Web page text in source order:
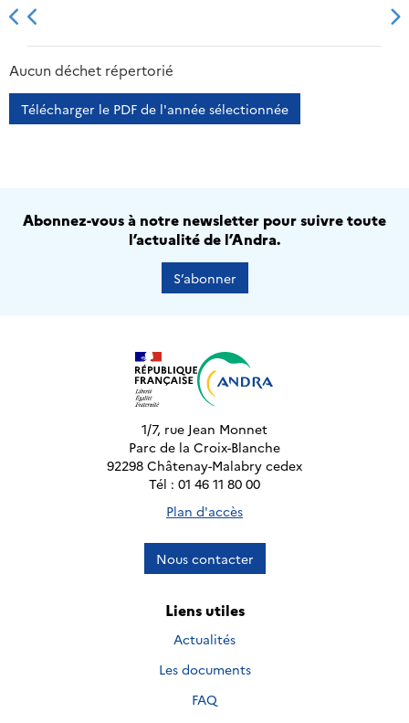
2013 2014
Aucun déchet répertorié
Télécharger le PDF de l'année sélectionnée
Abonnez-vous à notre newsletter pour suivre toute
l’actualité de l’Andra.
S’abonner
1/7, rue Jean Monnet
Parc de la Croix-Blanche
92298 Châtenay-Malabry cedex
Tél : 01 46 11 80 00
Plan d'accès
Nous contacter
Liens utiles
Actualités
Les documents
FAQ